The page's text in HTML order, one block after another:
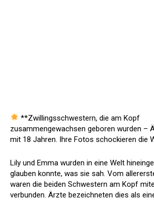
**Zwillingsschwestern, die am Kopf
zusammengewachsen geboren wurden –
mit 18 Jahren. Ihre Fotos schockieren die
Lily und Emma wurden in eine Welt
glauben konnte, was sie sah. Vom
waren die beiden Schwestern am Kopf
verbunden. Ärzte bezeichneten dies als